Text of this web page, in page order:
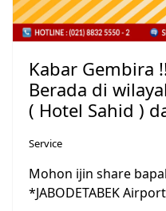
Kabar Gembira
Berada di
( Hotel Sahid )
Service
Mohon ijin share
*JABODETABEK